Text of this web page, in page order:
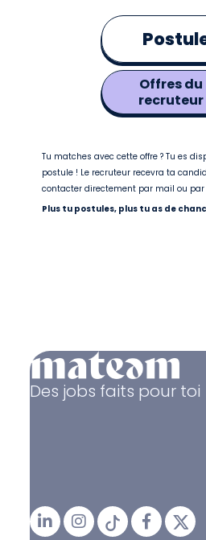
Offres du
recruteur
Tu matches avec cette offre ? Tu es
postule ! Le recruteur recevra ta
contacter directement par mail ou par
Plus tu postules, plus tu as de
Des jobs faits pour toi